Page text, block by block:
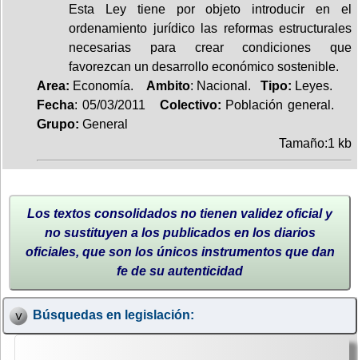
Esta Ley tiene por objeto introducir en el
ordenamiento jurídico las reformas estructurales
necesarias para crear condiciones que
favorezcan un desarrollo económico sostenible.
Area: Economía. Ambito: Nacional. Tipo: Leyes.
Fecha: 05/03/2011 Colectivo: Población general.
Grupo: General
Tamaño:1 kb
Los textos consolidados no tienen validez oficial y
no sustituyen a los publicados en los diarios
oficiales, que son los únicos instrumentos que dan
fe de su autenticidad
Búsquedas en legislación: